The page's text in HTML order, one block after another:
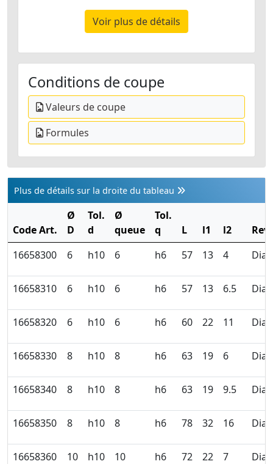
Voir plus de détails
Conditions de coupe
Valeurs de coupe
Formules
Plus de détails sur la droite du tableau
Code Art.
Ø
D
Tol.
d
Ø
queue
Tol.
q
L l1 l2
16658300
6 h10 6 h6 57 13 4
16658310 6 h10 6 h6 57 13 6.5
16658320 6 h10 6 h6 60 22 11
16658330 8 h10 8 h6 63 19 6
16658340 8 h10 8 h6 63 19 9.5
16658350 8 h10 8 h6 78 32 16
16658360 10 h10 10 h6 72 22 7